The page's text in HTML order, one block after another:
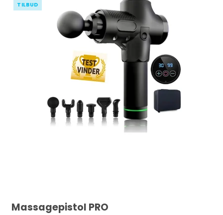
TILBUD
Massagepistol PRO